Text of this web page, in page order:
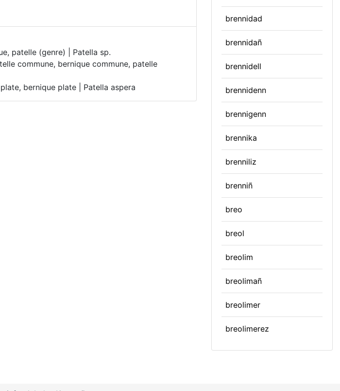
patelle (genre) | Patella sp.
commune, bernique commune, patelle
bernique plate | Patella aspera
brennidad
brennidañ
brennidell
brennidenn
brennigenn
brennika
brenniliz
brenniñ
breo
breol
breolim
breolimañ
breolimer
breolimerez